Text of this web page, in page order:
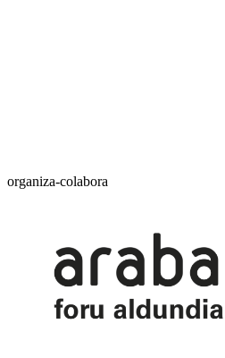
organiza-colabora